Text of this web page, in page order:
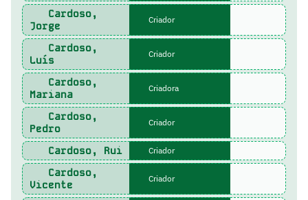
Cardoso,
Jorge
Criador
Cardoso,
Luís
Criador
Cardoso,
Mariana
Criadora
Cardoso,
Pedro
Criador
Cardoso, Rui Criador
Cardoso,
Vicente
Criador